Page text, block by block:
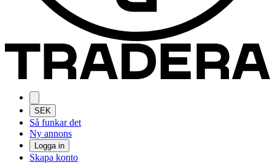
SEK
Så funkar det
Ny annons
Logga in
Skapa konto